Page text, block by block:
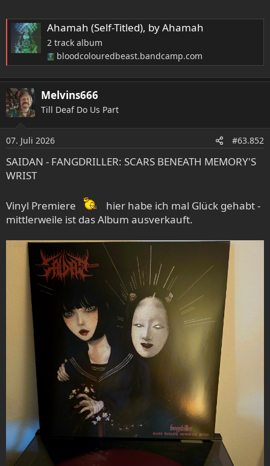
Ahamah (Self-Titled), by Ahamah
2 track album
bloodcolouredbeast.bandcamp.com
Melvins666
Till Deaf Do Us Part
07. Juli 2026 #63.852
SAIDAN - FANGDRILLER: SCARS BENEATH MEMORY'S
WRIST
Vinyl Premiere
hier habe ich mal Glück gehabt -
mittlerweile ist das Album ausverkauft.